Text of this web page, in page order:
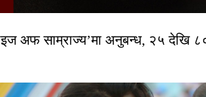
अफ साम्राज्य’मा अनुबन्ध, २५ देखि